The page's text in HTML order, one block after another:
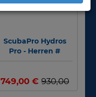
ScubaPro Hydros
Pro - Herren #
749,00 €930,00
€